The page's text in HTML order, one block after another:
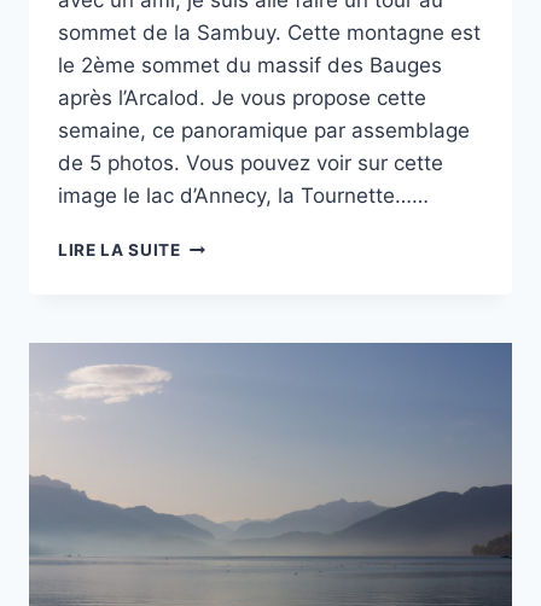
sommet de la Sambuy. Cette montagne est
le 2ème sommet du massif des Bauges
après l’Arcalod. Je vous propose cette
semaine, ce panoramique par assemblage
de 5 photos. Vous pouvez voir sur cette
image le lac d’Annecy, la Tournette……
LIRE LA SUITEPROJET
–